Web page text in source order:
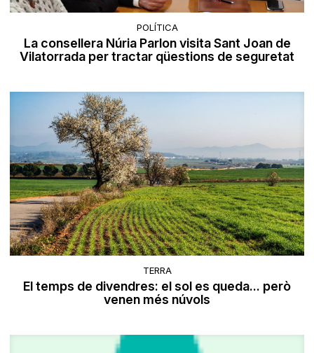
POLÍTICA
La consellera Núria Parlon visita Sant Joan de
Vilatorrada per tractar qüestions de seguretat
TERRA
El temps de divendres: el sol es queda... però
venen més núvols